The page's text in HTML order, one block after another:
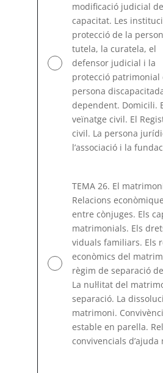
modificació judicial
capacitat. Les
protecció de la
tutela, la curatela, el
defensor judicial i la
protecció patrimonial
persona
dependent. Domicili.
veïnatge civil. El
civil. La persona
l’associació i la
TEMA 26. El
Relacions
entre cònjuges. Els
matrimonials. Els
viduals familiars. Els
econòmics del
règim de separació
La nuŀlitat del
separació. La
matrimoni.
estable en parella.
convivencials d’ajuda